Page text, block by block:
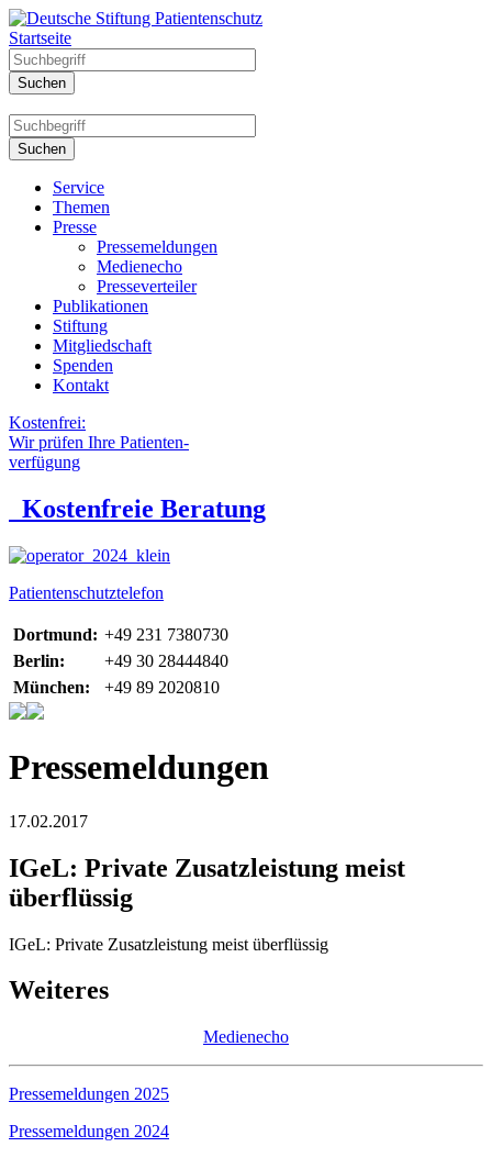
Startseite
Service
Themen
Presse
Pressemeldungen
Medienecho
Presseverteiler
Publikationen
Stiftung
Mitgliedschaft
Spenden
Kontakt
Kostenfrei:
Wir prüfen Ihre Patienten-
verfügung
Kostenfreie Beratung
Patientenschutztelefon
Dortmund: +49 231 7380730
Berlin:
+49 30 28444840
München:
+49 89 2020810
Pressemeldungen
17.02.2017
IGeL: Private Zusatzleistung meist
überflüssig
IGeL: Private Zusatzleistung meist überflüssig
Weiteres
Medienecho
Pressemeldungen 2025
Pressemeldungen 2024